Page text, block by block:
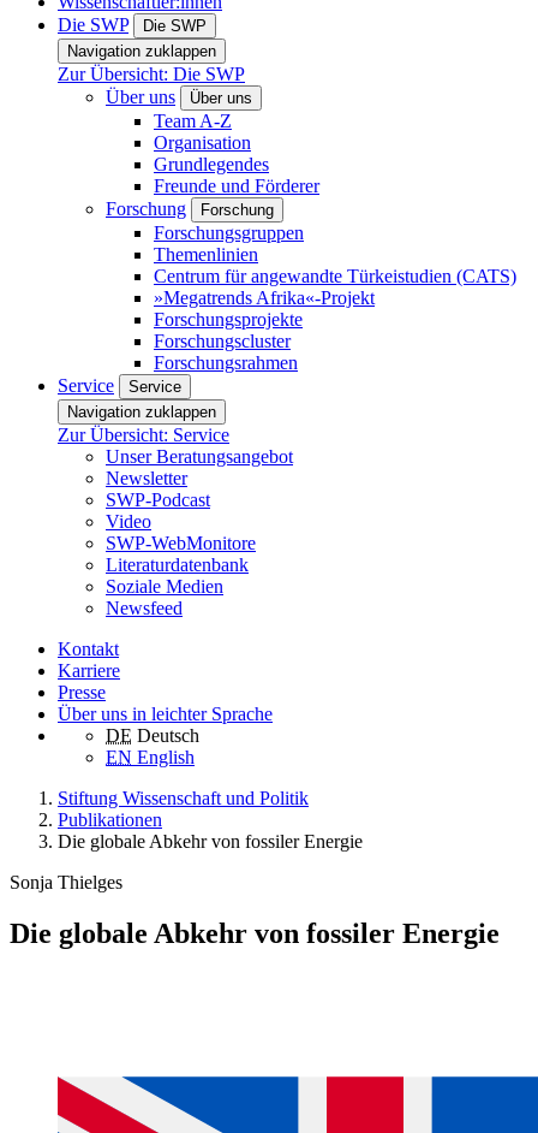
Die SWP
Die SWP
Navigation zuklappen
Zur Übersicht: Die SWP
Über uns
Über uns
Team A-Z
Organisation
Grundlegendes
Freunde und Förderer
Forschung
Forschung
Forschungsgruppen
Themenlinien
Centrum für angewandte Türkeistudien (CATS)
»Megatrends Afrika«-Projekt
Forschungsprojekte
Forschungscluster
Forschungsrahmen
Service
Service
Navigation zuklappen
Zur Übersicht: Service
Unser Beratungsangebot
Newsletter
SWP-Podcast
Video
SWP-WebMonitore
Literaturdatenbank
Soziale Medien
Newsfeed
Kontakt
Karriere
Presse
Über uns in leichter Sprache
DE Deutsch
EN English
Stiftung Wissenschaft und Politik
Publikationen
Die globale Abkehr von fossiler Energie
Sonja Thielges
Die globale Abkehr von fossiler Energie